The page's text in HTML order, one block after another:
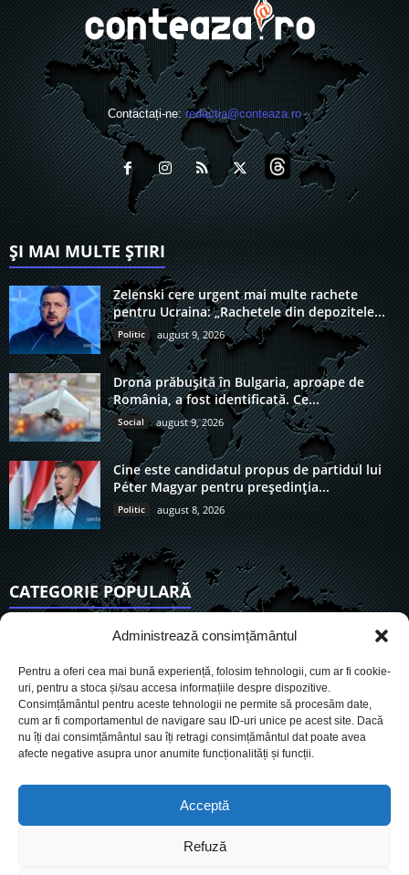
Administrează consimțământul
Pentru a oferi cea mai bună experiență, folosim tehnologii, cum ar fi cookie-
uri, pentru a stoca și/sau accesa informațiile despre dispozitive.
Consimțământul pentru aceste tehnologii ne permite să procesăm date,
cum ar fi comportamentul de navigare sau ID-uri unice pe acest site. Dacă
nu îți dai consimțământul sau îți retragi consimțământul dat poate avea
afecte negative asupra unor anumite funcționalități și funcții.
Acceptă
Refuză
Contactați-ne:redactia@conteaza.ro
ȘI MAI MULTE ȘTIRI
Zelenski cere urgent mai multe rachete
pentru Ucraina: „Rachetele din depozitele...
Politic august 9, 2026
Drona prăbușită în Bulgaria, aproape de
România, a fost identificată. Ce...
Social august 9, 2026
Cine este candidatul propus de partidul lui
Péter Magyar pentru președinția...
Politic august 8, 2026
CATEGORIE POPULARĂ
6923
Social
Politic
Economie
564